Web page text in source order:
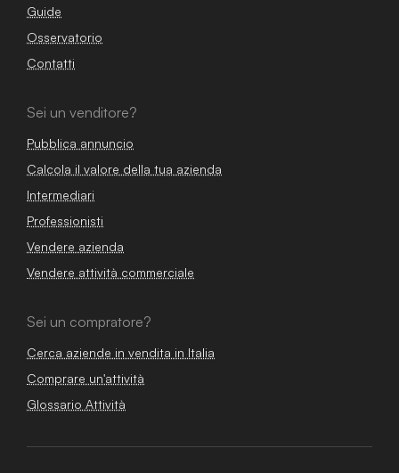
Guide
Osservatorio
Contatti
Sei un venditore?
Pubblica annuncio
Calcola il valore della tua azienda
Intermediari
Professionisti
Vendere azienda
Vendere attività commerciale
Sei un compratore?
Cerca aziende in vendita in Italia
Comprare un'attività
Glossario Attività